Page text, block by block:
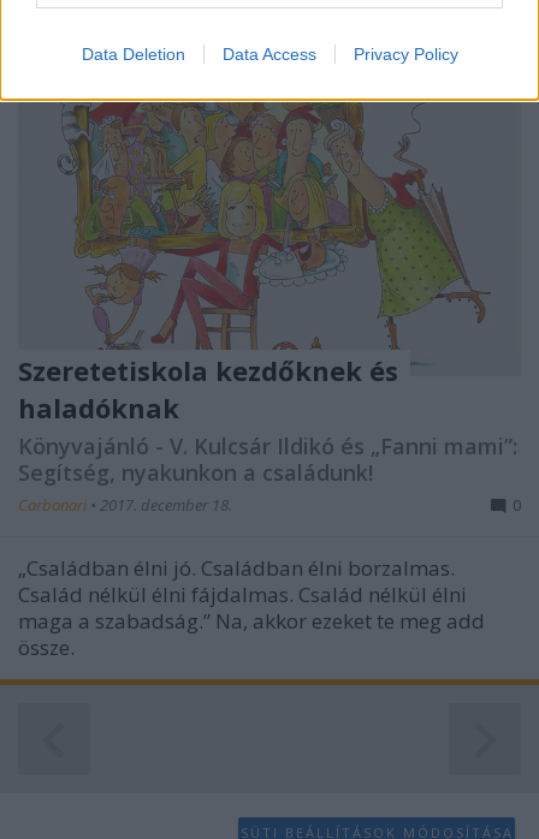
Data Deletion Data Access Privacy Policy
Szeretetiskola kezdőknek és
haladóknak
Könyvajánló - V. Kulcsár Ildikó és „Fanni mami”:
Segítség, nyakunkon a családunk!
Carbonari • 2017. december 18. 0
„Családban élni jó. Családban élni borzalmas.
Család nélkül élni fájdalmas. Család nélkül élni
maga a szabadság.” Na, akkor ezeket te meg add
össze.
SÜTI BEÁLLÍTÁSOK MÓDOSÍTÁSA